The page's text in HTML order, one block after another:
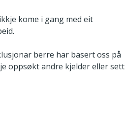
kome i gang med eit
berre har basert oss på
oppsøkt andre kjelder eller sett